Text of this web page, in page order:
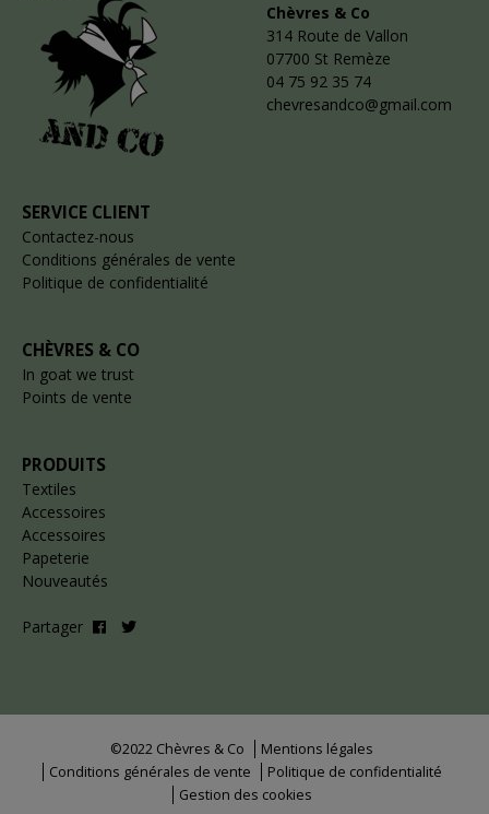
Chèvres & Co
314 Route de Vallon
07700 St Remèze
04 75 92 35 74
chevresandco@gmail.com
SERVICE CLIENT
Contactez-nous
Conditions générales de vente
Politique de confidentialité
CHÈVRES & CO
In goat we trust
Points de vente
PRODUITS
Textiles
Accessoires
Accessoires
Papeterie
Nouveautés
Partager
©2022 Chèvres & Co
Mentions légales
Conditions générales de vente
Politique de confidentialité
Gestion des cookies